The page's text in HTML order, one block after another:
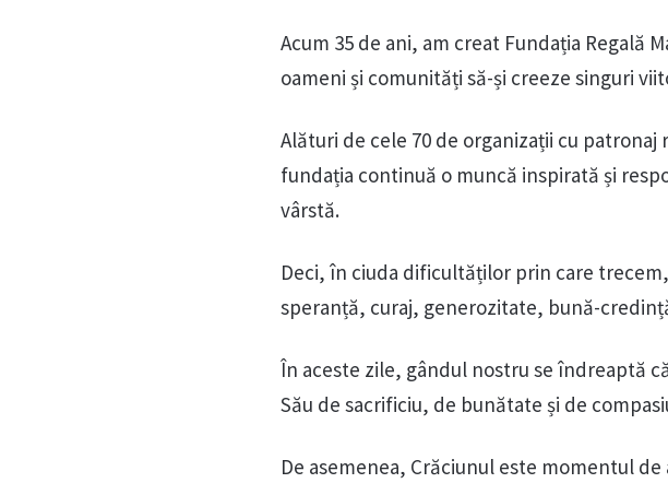
Acum 35 de ani, am creat Fundația Regală
oameni și comunități să-și creeze singuri
Alături de cele 70 de organizații cu patronaj
fundația continuă o muncă inspirată și
vârstă.
Deci, în ciuda dificultăților prin care
speranță, curaj, generozitate, bună-
În aceste zile, gândul nostru se îndreaptă
Său de sacrificiu, de bunătate și de
De asemenea, Crăciunul este momentul